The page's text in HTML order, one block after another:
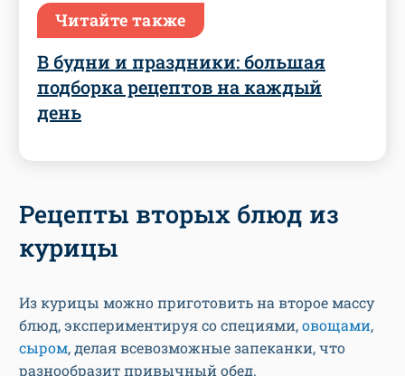
Читайте также
В будни и праздники: большая
подборка рецептов на каждый
день
Рецепты вторых блюд из
курицы
Из курицы можно приготовить на второе массу
блюд, экспериментируя со специями,овощами,
сыром, делая всевозможные запеканки, что
разнообразит привычный обед.